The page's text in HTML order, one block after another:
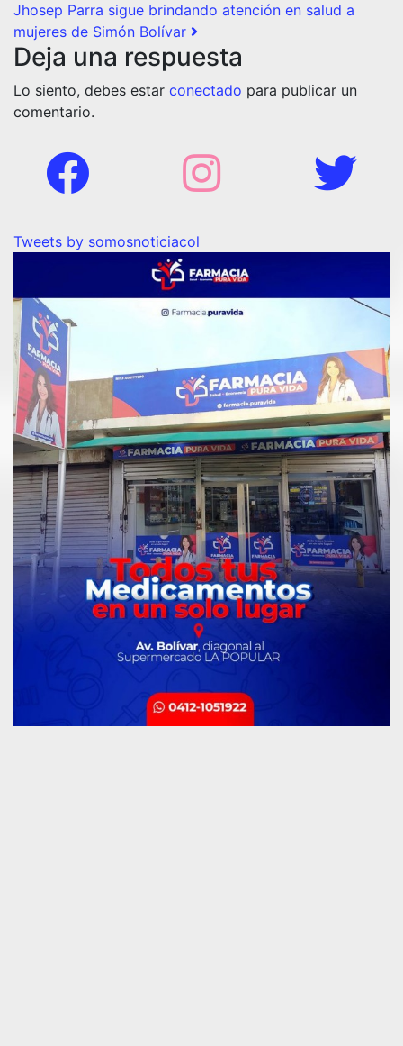
Jhosep Parra sigue brindando atención en salud a
mujeres de Simón Bolívar
Deja una respuesta
Lo siento, debes estar conectado para publicar un
comentario.
Tweets by somosnoticiacol